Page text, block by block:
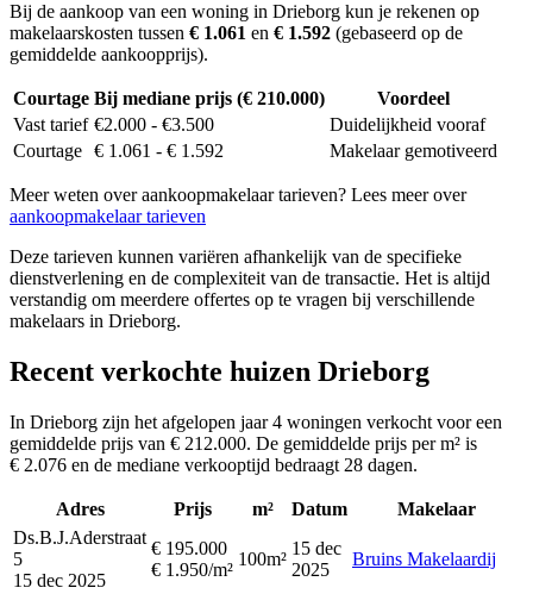
Bij de aankoop van een woning in Drieborg kun je rekenen op
makelaarskosten tussen € 1.061 en € 1.592 (gebaseerd op de
gemiddelde aankoopprijs).
Courtage Bij mediane prijs (€ 210.000)
Voordeel
Vast tarief €2.000 - €3.500
Duidelijkheid vooraf
Courtage € 1.061 - € 1.592 Makelaar gemotiveerd
Meer weten over aankoopmakelaar tarieven? Lees meer over
aankoopmakelaar tarieven
Deze tarieven kunnen variëren afhankelijk van de specifieke
dienstverlening en de complexiteit van de transactie. Het is altijd
verstandig om meerdere offertes op te vragen bij verschillende
makelaars in Drieborg.
Recent verkochte huizen Drieborg
In Drieborg zijn het afgelopen jaar 4 woningen verkocht voor een
gemiddelde prijs van € 212.000. De gemiddelde prijs per m² is
€ 2.076 en de mediane verkooptijd bedraagt 28 dagen.
Adres Prijs m² Datum
Makelaar
Ds.B.J.Aderstraat
5
15 dec 2025
€ 195.000
€ 1.950/m²
100m²
15 dec
2025
Bruins Makelaardij